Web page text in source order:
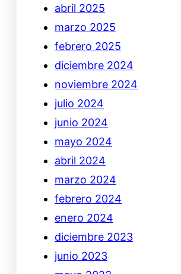
abril 2025
marzo 2025
febrero 2025
diciembre 2024
noviembre 2024
julio 2024
junio 2024
mayo 2024
abril 2024
marzo 2024
febrero 2024
enero 2024
diciembre 2023
junio 2023